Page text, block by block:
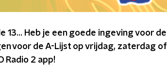
13... Heb je een goede ingeving voor de
voor de A-Lijst op vrijdag, zaterdag of
Radio 2 app!